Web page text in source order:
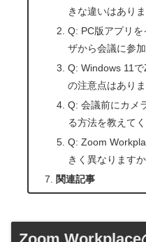
きな違いはあり
Q: PC版アプリ
ザから会議に参
Q: Windows 11
の注意点はあり
Q: 会議前にカメ
る方法を教えて
Q: Zoom
きく異なります
関連記事